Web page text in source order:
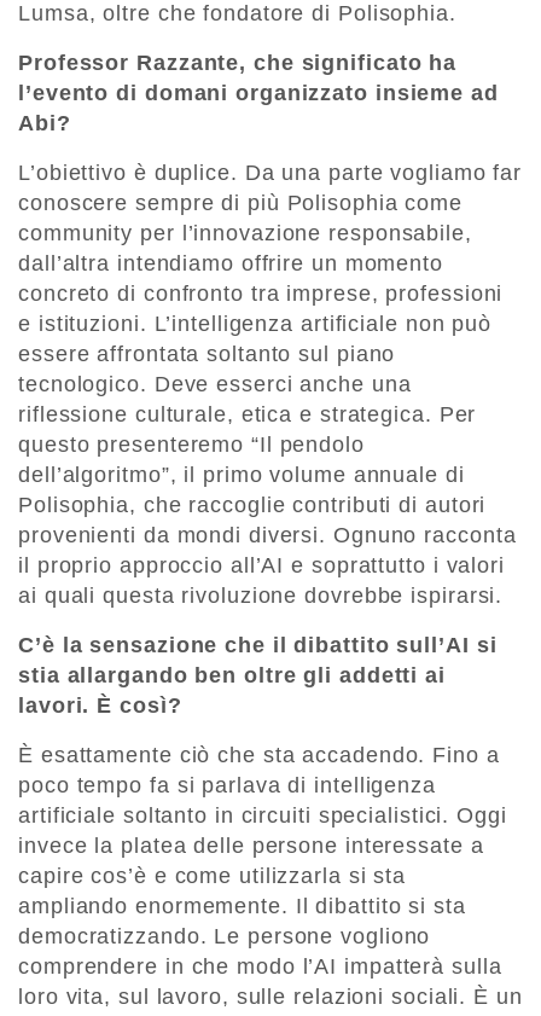
Lumsa, oltre che fondatore di Polisophia.
Professor Razzante, che significato ha
l’evento di domani organizzato insieme ad
Abi?
L’obiettivo è duplice. Da una parte vogliamo far
conoscere sempre di più Polisophia come
community per l’innovazione responsabile,
dall’altra intendiamo offrire un momento
concreto di confronto tra imprese, professioni
e istituzioni. L’intelligenza artificiale non può
essere affrontata soltanto sul piano
tecnologico. Deve esserci anche una
riflessione culturale, etica e strategica. Per
questo presenteremo “Il pendolo
dell’algoritmo”, il primo volume annuale di
Polisophia, che raccoglie contributi di autori
provenienti da mondi diversi. Ognuno racconta
il proprio approccio all’AI e soprattutto i valori
ai quali questa rivoluzione dovrebbe ispirarsi.
C’è la sensazione che il dibattito sull’AI si
stia allargando ben oltre gli addetti ai
lavori. È così?
È esattamente ciò che sta accadendo. Fino a
poco tempo fa si parlava di intelligenza
artificiale soltanto in circuiti specialistici. Oggi
invece la platea delle persone interessate a
capire cos’è e come utilizzarla si sta
ampliando enormemente. Il dibattito si sta
democratizzando. Le persone vogliono
comprendere in che modo l’AI impatterà sulla
loro vita, sul lavoro, sulle relazioni sociali. È un